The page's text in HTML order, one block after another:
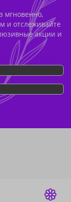
мгновенно,
и отслеживайте
акции и